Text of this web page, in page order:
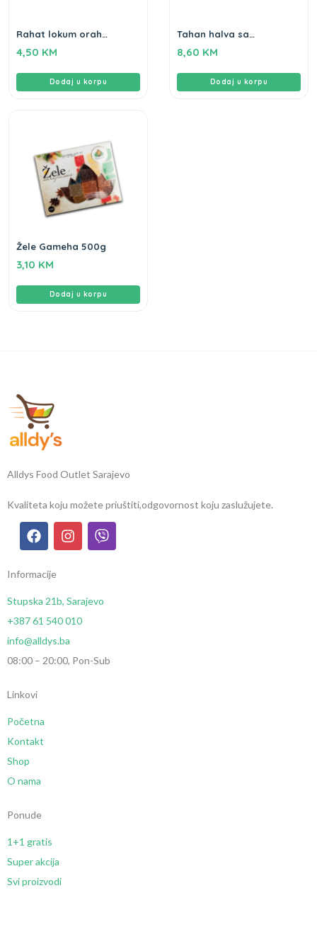
Rahat lokum orah
4,50 KM
Dodaj u korpu
Tahan halva sa
400g
8,60 KM
Dodaj u korpu
Žele Gameha 500g
3,10 KM
Dodaj u korpu
Alldys Food Outlet Sarajevo
Kvaliteta koju možete priuštiti,odgovornost koju zaslužujete.
Informacije
Stupska 21b, Sarajevo
+387 61 540 010
info@alldys.ba
08:00 – 20:00, Pon-Sub
Linkovi
Početna
Kontakt
Shop
O nama
Ponude
1+1 gratis
Super akcija
Svi proizvodi